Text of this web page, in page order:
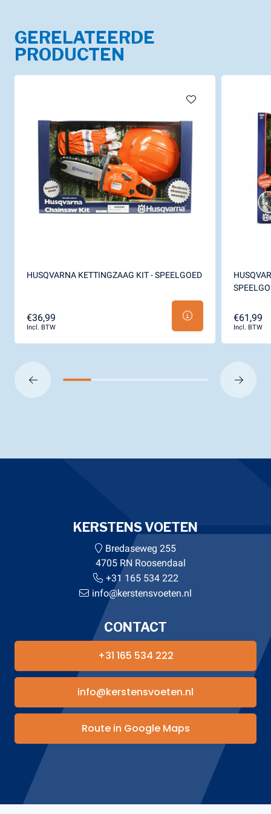
GERELATEERDE
PRODUCTEN
HUSQVARNA KETTINGZAAG KIT - SPEELGOED
€36,99
Incl. BTW
€61,99
Incl. BTW
KERSTENS VOETEN
Bredaseweg 255
4705 RN Roosendaal
+31 165 534 222
info@kerstensvoeten.nl
CONTACT
+31 165 534 222
info@kerstensvoeten.nl
Route in Google Maps